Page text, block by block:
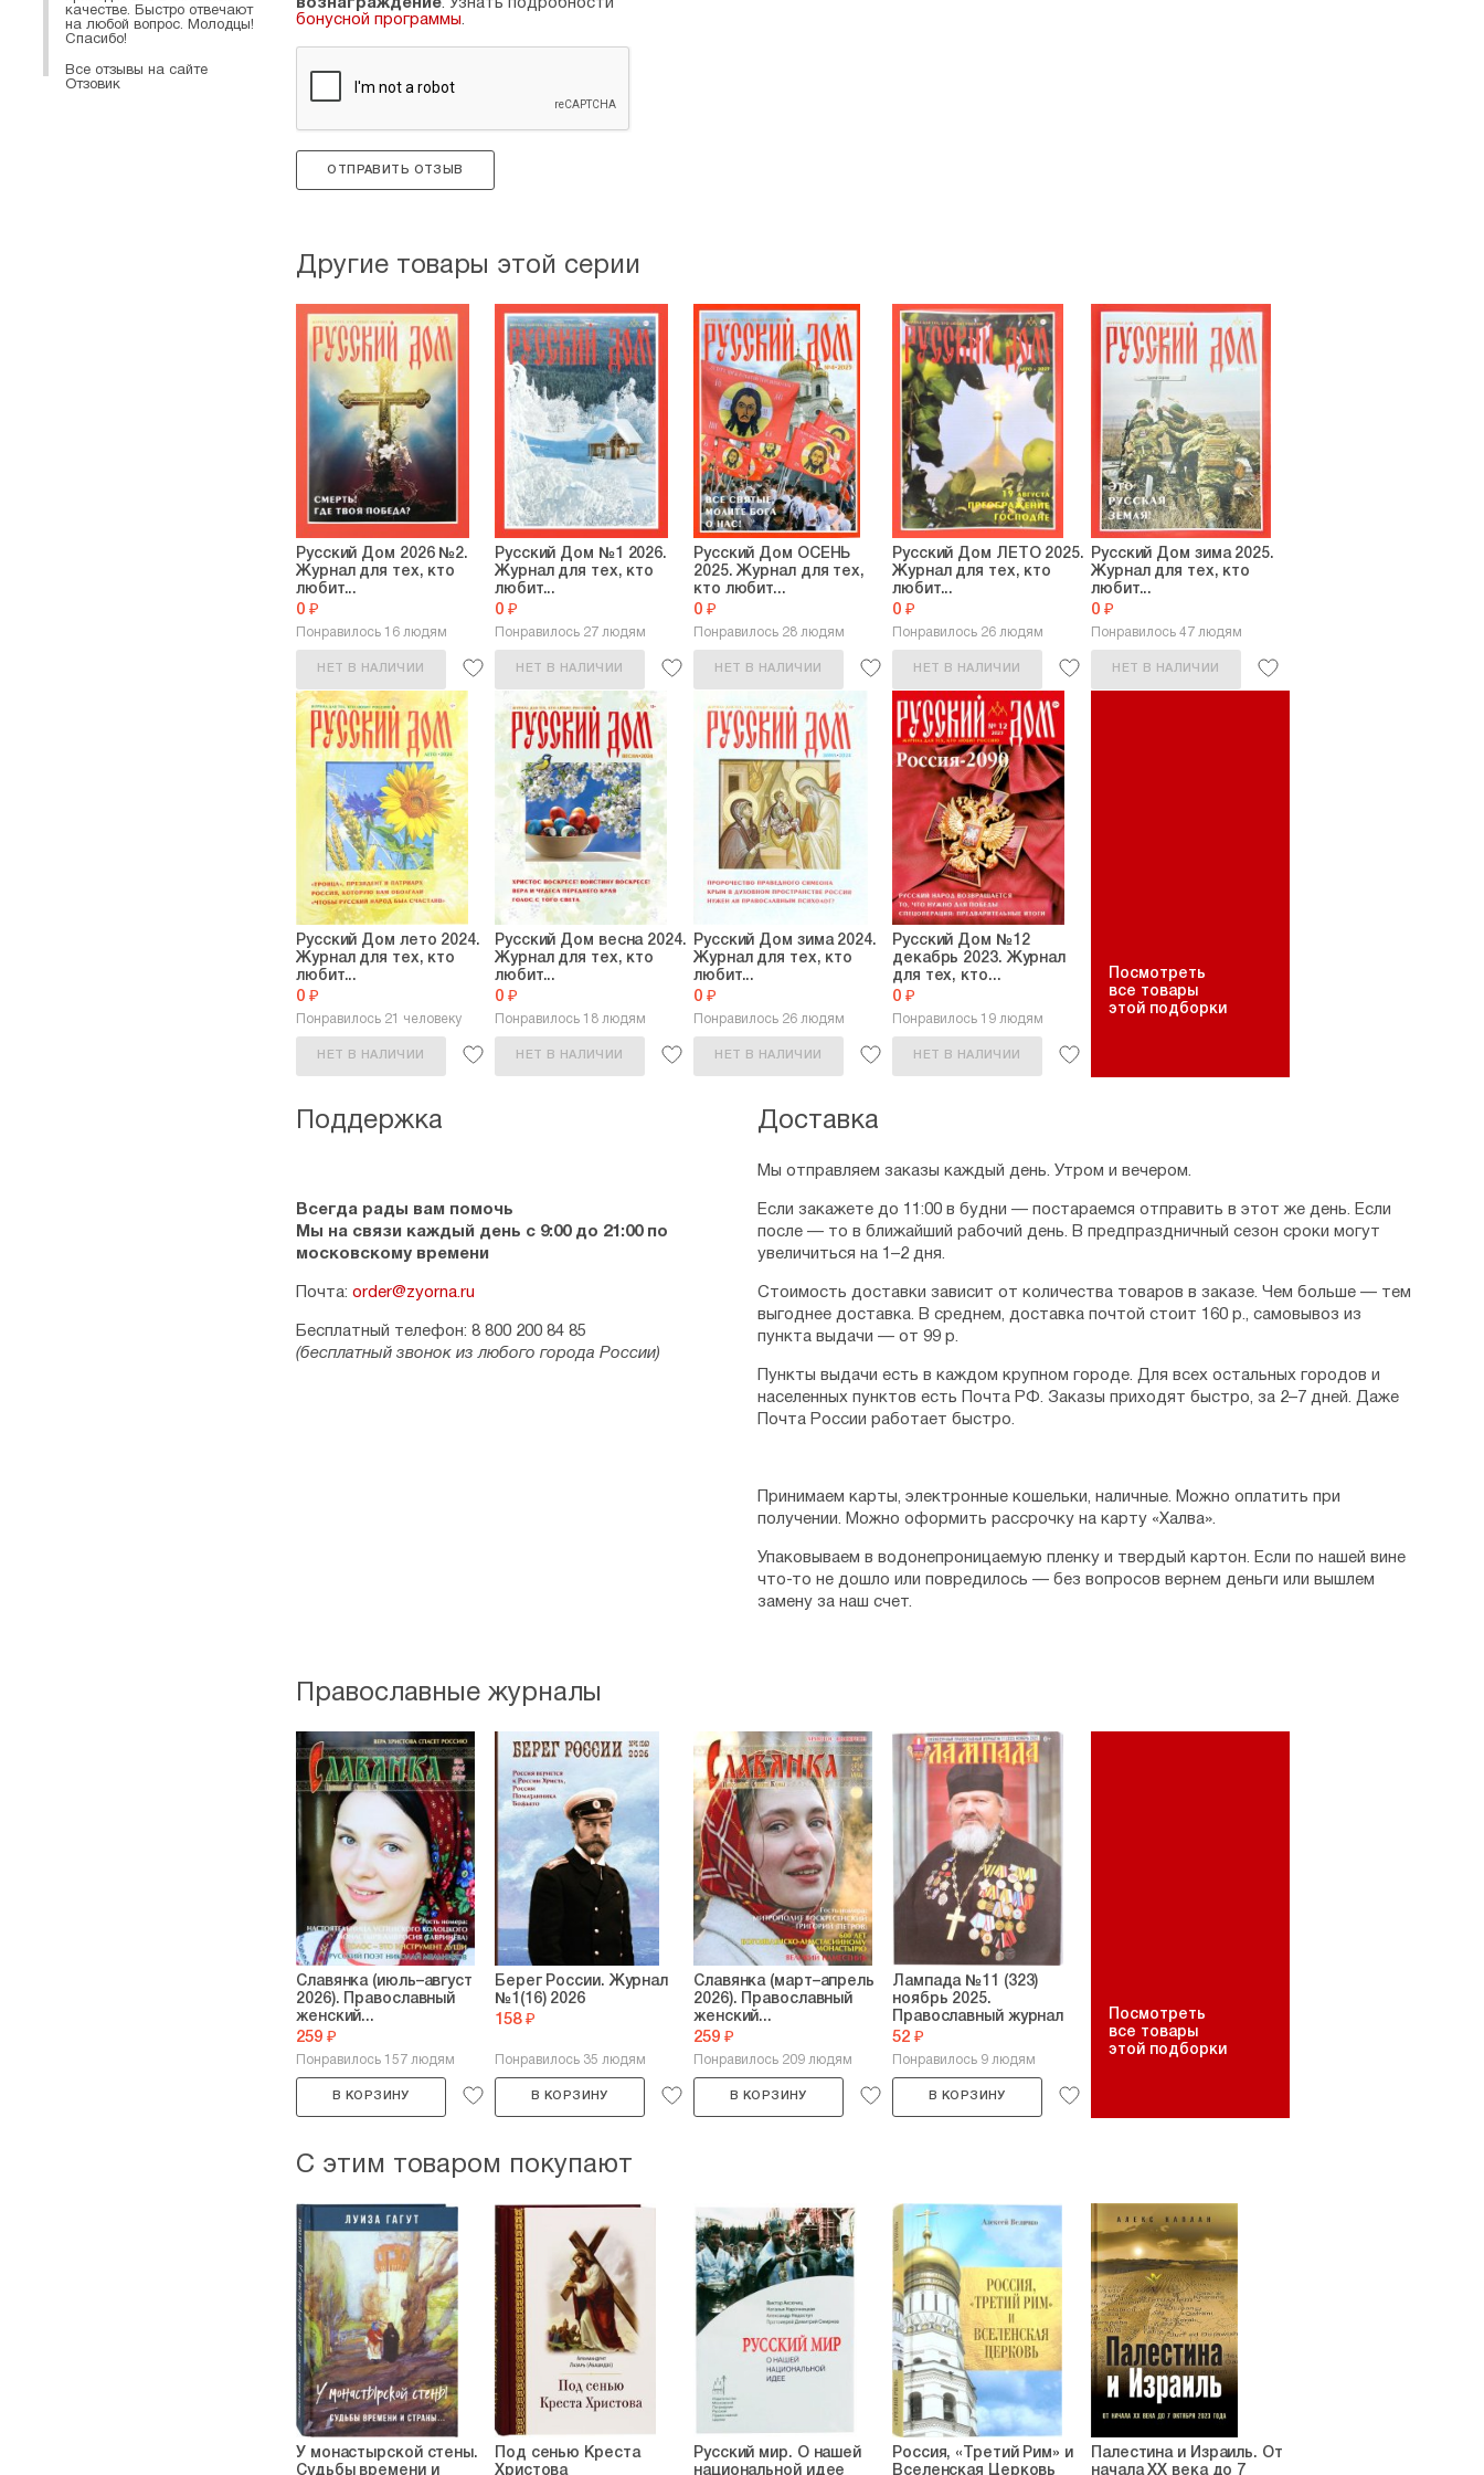
Великий гражданин Святой Руси
РУССКИЙ ПАЛОМНИК
И.А. Свистунова
Прикоснуться к чуду
НЕВЫДУМАННЫЕ ИСТОРИИ
О.И. Бедула
«Теперь ты настоящий воин!»
ВОПРОС СВЯЩЕННИКУ
Протоиерей Александр Шаргунов
Что значит «родиться от воды и духа»?
ДЕТСКИЙ УГОЛОК
Н.И. Бразукевич
Стихи про Катю и не только
вознаграждение. Узнать подробности
бонусной программы.
ОТПРАВИТЬ ОТЗЫВ
Другие товары этой серии
Русский Дом 2026 №2.
Журнал для тех, кто
любит...
0 ₽
Понравилось 16 людям
НЕТ В НАЛИЧИИ
Русский Дом №1 2026.
Журнал для тех, кто
любит...
0 ₽
Понравилось 27 людям
НЕТ В НАЛИЧИИ
Русский Дом ОСЕНЬ
2025. Журнал для тех,
кто любит...
0 ₽
Понравилось 28 людям
НЕТ В НАЛИЧИИ
Русский Дом ЛЕТО 2025.
Журнал для тех, кто
любит...
0 ₽
Понравилось 26 людям
НЕТ В НАЛИЧИИ
Русский Дом зима 2025.
Журнал для тех, кто
любит...
0 ₽
Понравилось 47 людям
НЕТ В НАЛИЧИИ
Русский Дом лето 2024.
Журнал для тех, кто
любит...
0 ₽
Понравилось 21 человеку
НЕТ В НАЛИЧИИ
Русский Дом весна 2024.
Журнал для тех, кто
любит...
0 ₽
Понравилось 18 людям
НЕТ В НАЛИЧИИ
Русский Дом зима 2024.
Журнал для тех, кто
любит...
0 ₽
Понравилось 26 людям
НЕТ В НАЛИЧИИ
Русский Дом №12
декабрь 2023. Журнал
для тех, кто...
0 ₽
Понравилось 19 людям
НЕТ В НАЛИЧИИ
Посмотреть
все товары
этой подборки
Поддержка
Всегда рады вам помочь
Мы на связи каждый день с 9:00 до 21:00 по
московскому времени
Почта: order@zyorna.ru
Бесплатный телефон: 8 800 200 84 85
(бесплатный звонок из любого города России)
Доставка
Мы отправляем заказы каждый день. Утром и вечером.
Если закажете до 11:00 в будни — постараемся отправить в этот же день. Если
после — то в ближайший рабочий день. В предпраздничный сезон сроки могут
увеличиться на 1–2 дня.
Стоимость доставки зависит от количества товаров в заказе. Чем больше — тем
выгоднее доставка. В среднем, доставка почтой стоит 160 р., самовывоз из
пункта выдачи — от 99 р.
Пункты выдачи есть в каждом крупном городе. Для всех остальных городов и
населенных пунктов есть Почта РФ. Заказы приходят быстро, за 2–7 дней. Даже
Почта России работает быстро.
Принимаем карты, электронные кошельки, наличные. Можно оплатить при
получении. Можно оформить рассрочку на карту «Халва».
Упаковываем в водонепроницаемую пленку и твердый картон. Если по нашей вине
что-то не дошло или повредилось — без вопросов вернем деньги или вышлем
замену за наш счет.
Православные журналы
Славянка (июль–август
2026). Православный
женский...
259 ₽
Понравилось 157 людям
В КОРЗИНУ
Берег России. Журнал
№1(16) 2026
158 ₽
Понравилось 35 людям
В КОРЗИНУ
Славянка (март–апрель
2026). Православный
женский...
259 ₽
Понравилось 209 людям
В КОРЗИНУ
Лампада №11 (323)
ноябрь 2025.
Православный журнал
52 ₽
Понравилось 9 людям
В КОРЗИНУ
Посмотреть
все товары
этой подборки
С этим товаром покупают
У монастырской стены.
Судьбы времени и
Под сенью Креста
Христова
Русский мир. О нашей
национальной идее
Россия, «Третий Рим» и
Вселенская Церковь
Палестина и Израиль. От
начала XX века до 7
качестве. Быстро отвечают
на любой вопрос. Молодцы!
Спасибо!
Все отзывы на сайте
Отзовик